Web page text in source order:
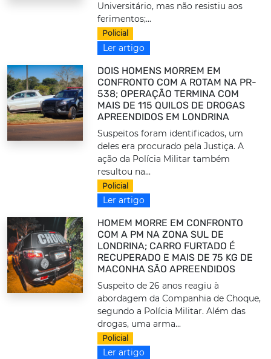
Universitário, mas não resistiu aos
ferimentos;...
Policial
Ler artigo
DOIS HOMENS MORREM EM
CONFRONTO COM A ROTAM NA PR-
538; OPERAÇÃO TERMINA COM
MAIS DE 115 QUILOS DE DROGAS
APREENDIDOS EM LONDRINA
Suspeitos foram identificados, um
deles era procurado pela Justiça. A
ação da Polícia Militar também
resultou na...
Policial
Ler artigo
HOMEM MORRE EM CONFRONTO
COM A PM NA ZONA SUL DE
LONDRINA; CARRO FURTADO É
RECUPERADO E MAIS DE 75 KG DE
MACONHA SÃO APREENDIDOS
Suspeito de 26 anos reagiu à
abordagem da Companhia de Choque,
segundo a Polícia Militar. Além das
drogas, uma arma...
Policial
Ler artigo